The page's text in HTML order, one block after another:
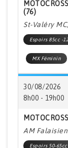
(76)
St-Valéry
Espoirs 85cc -
MX Féminin
30/08/2026
8h00 - 19h00
AM
Espoirs 50-65cc